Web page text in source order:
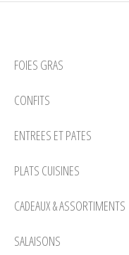
FOIES GRAS
CONFITS
ENTREES ET PATES
PLATS CUISINES
CADEAUX & ASSORTIMENTS
SALAISONS